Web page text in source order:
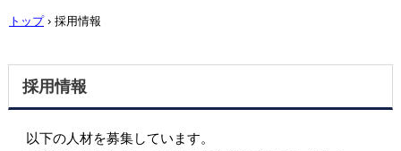
トップ › 採用情報
採用情報
以下の人材を募集しています。